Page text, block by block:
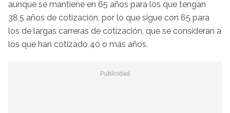
aunque se mantiene en 65 años para los que tengan
38,5 años de cotización, por lo que sigue con 65 para
los de largas carreras de cotización, que se consideran a
los que han cotizado 40 o más años.